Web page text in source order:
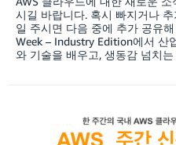
시길 바랍니다. 혹시 빠지거나
일 주시면 다음 중에 추가 공유
Week – Industry Edition에서 산
와 기술을 배우고, 생동감 넘치